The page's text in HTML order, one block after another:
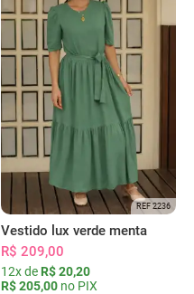
REF 2236
Vestido lux verde menta
R$ 209,00
12x de R$ 20,20
R$ 205,00 no PIX